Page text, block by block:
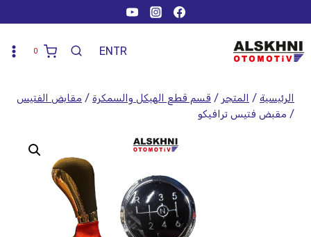
TR
EN
0
الرئيسية / المتجر / قسم قطع الهيكل والسمكرة / مقابض الفتيس
/ مقبض فتيس ترافيكو